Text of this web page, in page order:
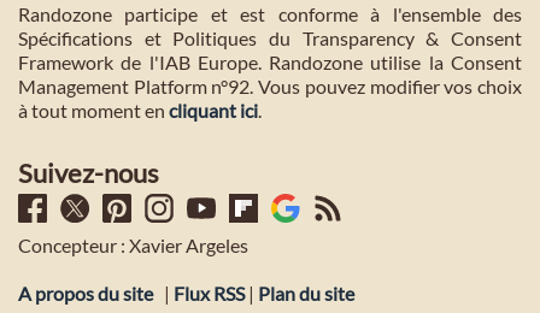
Randozone participe et est conforme à l'ensemble des
Spécifications et Politiques du Transparency & Consent
Framework de l'IAB Europe. Randozone utilise la Consent
Management Platform n°92. Vous pouvez modifier vos choix
à tout moment en cliquant ici
Suivez-nous
Concepteur : Xavier Argeles
A propos du site | Flux RSS| Plan du site